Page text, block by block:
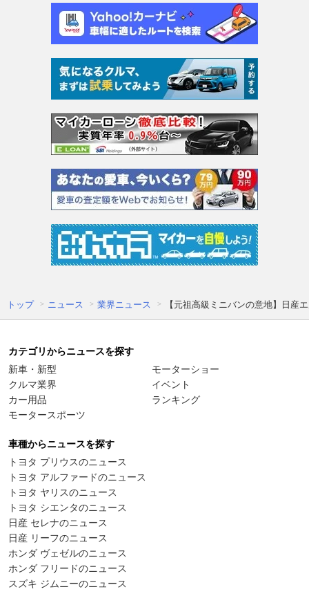
トップ ニュース 業界ニュース 【元祖高級ミニバンの意地】日産
カテゴリからニュースを探す
新車・新型
クルマ業界
カー用品
モータースポーツ
モーターショー
イベント
ランキング
車種からニュースを探す
トヨタ プリウスのニュース
トヨタ アルファードのニュース
トヨタ ヤリスのニュース
トヨタ シエンタのニュース
日産 セレナのニュース
日産 リーフのニュース
ホンダ ヴェゼルのニュース
ホンダ フリードのニュース
スズキ ジムニーのニュース